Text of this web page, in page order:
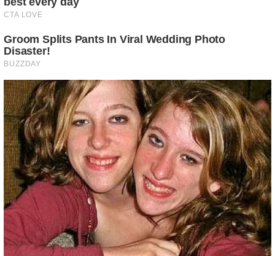
Czekał na śmierć, ale to, co zrobiło zwierzę, uciszyło go
BUZZDAY